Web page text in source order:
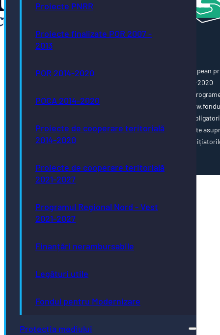
Proiecte PNRR
Proiecte finalizate POR 2007 -
2013
POR 2014-2020
POCA 2014-2020
Proiecte de cooperare teritorială
2014-2020
Proiecte de cooperare teritorială
2021-2027
Programul Regional Nord - Vest
2021-2027
Finanțări nerambursabile
Legături utile
Fondul pentru Modernizare
Protecția mediului
Această pagină web este cofinanțată din Fondul Social European
Programul Operațional Capacitate Administrativă 2014-2020
www.poca.ro Pentru informații detaliate despre celelalte
cofinanțate de Uniunea Europeană, vă invităm să vizitați
ue.ro Conținutul acestei pagini web nu reprezintă în mod
poziția oficială a Uniunii Europene. Întreaga responsabilitate
corectitudinii și coerenței informațiilor prezentate revine